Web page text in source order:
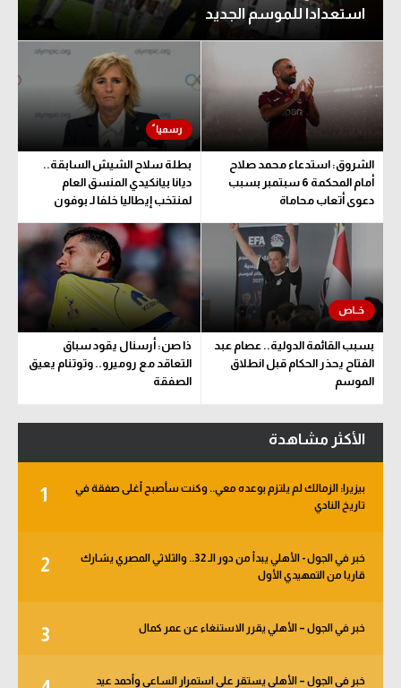
استعدادا للموسم الجديد
الشروق: استدعاء محمد صلاح
أمام المحكمة 6 سبتمبر بسبب
دعوى أتعاب محاماة
بطلة سلاح الشيش السابقة..
ديانا بيانكيدي المنسق العام
لمنتخب إيطاليا خلفا لـ بوفون
بسبب القائمة الدولية.. عصام عبد
الفتاح يحذر الحكام قبل انطلاق
الموسم
ذا صن: أرسنال يقود سباق
التعاقد مع روميرو.. وتوتنام يعيق
الصفقة
الأكثر مشاهدة
1
بيزيرا: الزمالك لم يلتزم بوعده معي.. وكنت سأصبح أغلى صفقة في
تاريخ النادي
2
خبر في الجول - الأهلي يبدأ من دور الـ 32.. والثلاثي المصري يشارك
قاريا من التمهيدي الأول
3 خبر في الجول – الأهلي يقرر الاستنغاء عن عمر كمال
خبر في الجول – الأهلي يستقر على استمرار الساعي وأحمد عيد